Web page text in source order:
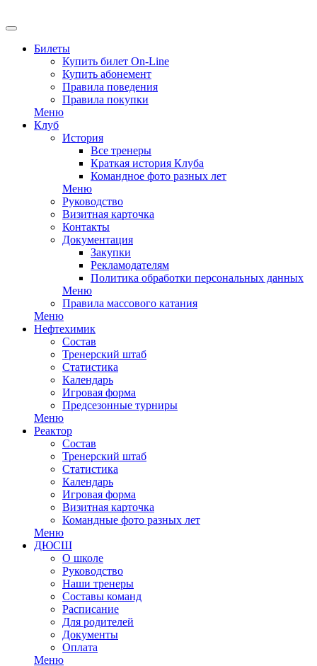
Билеты
Купить билет On-Line
Купить абонемент
Правила поведения
Правила покупки
Меню
Клуб
История
Все тренеры
Краткая история Клуба
Командное фото разных лет
Меню
Руководство
Визитная карточка
Контакты
Документация
Закупки
Рекламодателям
Политика обработки персональных данных
Меню
Правила массового катания
Меню
Нефтехимик
Состав
Тренерский штаб
Статистика
Календарь
Игровая форма
Предсезонные турниры
Меню
Реактор
Состав
Тренерский штаб
Статистика
Календарь
Игровая форма
Визитная карточка
Командные фото разных лет
Меню
ДЮСШ
О школе
Руководство
Наши тренеры
Составы команд
Расписание
Для родителей
Документы
Оплата
Меню